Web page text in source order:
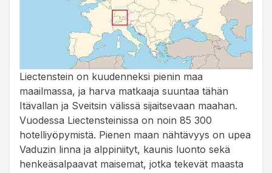
Liectenstein on kuudenneksi pienin maa
maailmassa, ja harva matkaaja suuntaa tähän
Itävallan ja Sveitsin välissä sijaitsevaan maahan.
Vuodessa Liectensteinissa on noin 85 300
hotelliyöpymistä. Pienen maan nähtävyys on upea
Vaduzin linna ja alppiniityt, kaunis luonto sekä
henkeäsalpaavat maisemat, jotka tekevät maasta